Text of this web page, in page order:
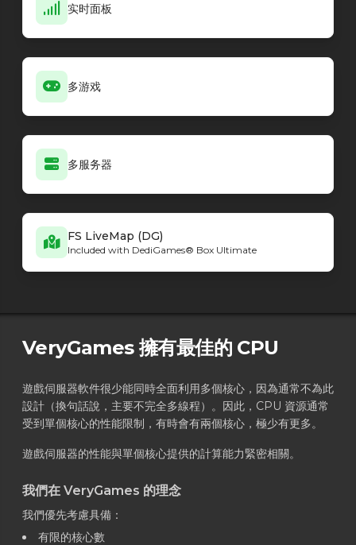
实时面板
多游戏
多服务器
FS LiveMap (DG)
Included with DediGames® Box Ultimate
VeryGames 擁有最佳的 CPU
遊戲伺服器軟件很少能同時全面利用多個核心，因為通常不為此
設計（換句話說，主要不完全多線程）。因此，CPU 資源通常
受到單個核心的性能限制，有時會有兩個核心，極少有更多。
遊戲伺服器的性能與單個核心提供的計算能力緊密相關。
我們在 VeryGames 的理念
我們優先考慮具備：
有限的核心數